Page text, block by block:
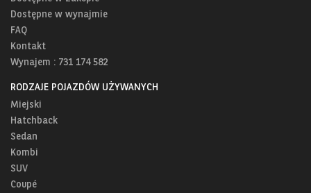
Dostępne w wynajmie
FAQ
Kontakt
Wynajem : 731 174 582
RODZAJE POJAZDÓW UŻYWANYCH
Miejski
Hatchback
Sedan
Kombi
SUV
Coupé